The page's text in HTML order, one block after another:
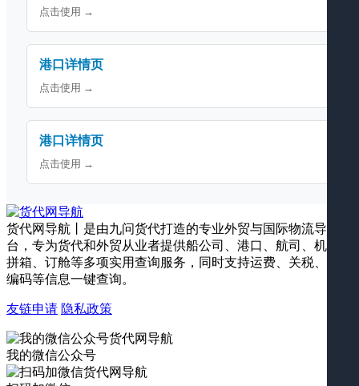
点击使用 →
港口详情页
点击使用 →
港口详情页
点击使用 →
货代网导航丨是由九问货代打造的专业外贸与国际物流导航平
台，专为货代和外贸从业者提供船公司、港口、航司、机场、
拼箱、订舱等多项实用查询服务，同时支持运费、关税、海关
编码等信息一键查询。
友链申请 隐私政策
我的微信公众号